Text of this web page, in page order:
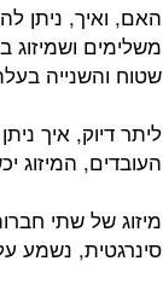
האם, ואיך, ניתן
משלימים ושמיזוג
שטוח והשנייה
ליתר דיוק, איך
העובדים, המיזוג
מיזוג של שתי
סינרגטית, נשמע